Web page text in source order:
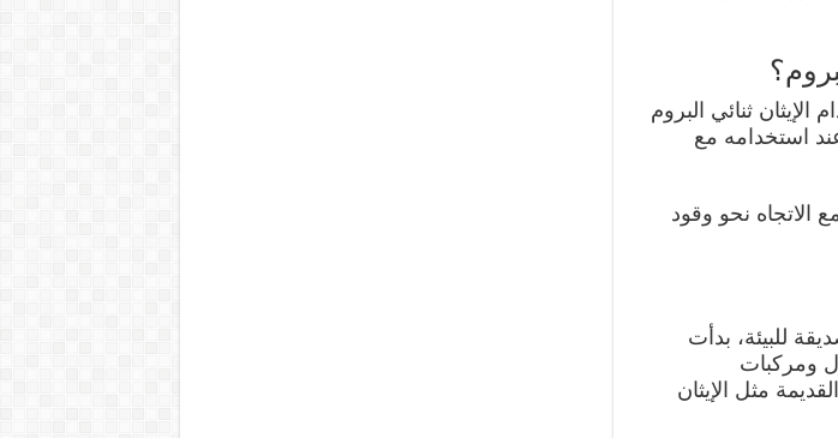
ثنائي البروم
استخدامه مع
الاتجاه نحو وقود
للبيئة، بدأت
ومركبات
مثل الإيثان